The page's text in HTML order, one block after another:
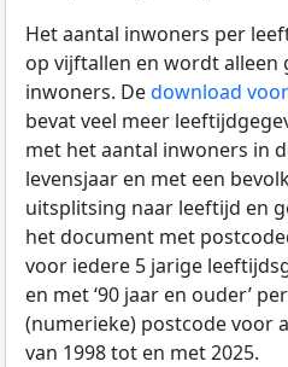
Het aantal inwoners per
op vijftallen en wordt
inwoners. Dedownload
bevat veel meer
met het aantal inwoners in
levensjaar en met een
uitsplitsing naar leeftijd en
het document met
voor iedere 5 jarige
en met ‘90 jaar en ouder’
(numerieke) postcode voor
van 1998 tot en met 2025.